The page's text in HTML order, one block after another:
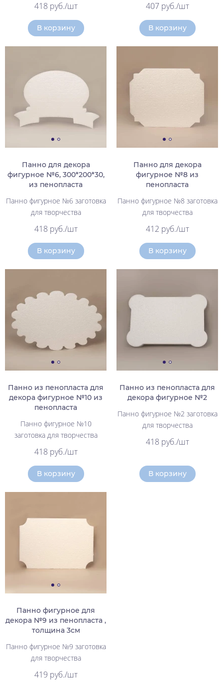
418 руб./шт
В корзину
407 руб./шт
В корзину
Панно для декора
фигурное №6, 300*200*30,
из пенопласта
Панно фигурное №6 заготовка
для творчества
418 руб./шт
В корзину
Панно для декора
фигурное №8 из
пенопласта
Панно фигурное №8 заготовка
для творчества
412 руб./шт
В корзину
Панно из пенопласта для
декора фигурное №10 из
пенопласта
Панно фигурное №10
заготовка для творчества
418 руб./шт
В корзину
Панно из пенопласта для
декора фигурное №2
Панно фигурное №2 заготовка
для творчества
418 руб./шт
В корзину
Панно фигурное для
декора №9 из пенопласта ,
толщина 3см
Панно фигурное №9 заготовка
для творчества
419 руб./шт